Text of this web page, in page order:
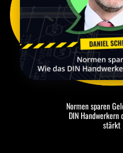
Normen sparen
DIN Handwerkern
stärkt